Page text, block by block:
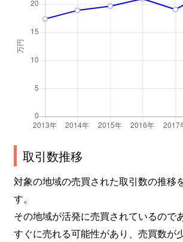
取引数推移
対象の地域の売買された取引数の推移
す。
その地域が活発に売買されているので
すぐに売れる可能性があり、売買数が